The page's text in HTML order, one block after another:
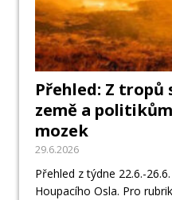
Přehled: Z tropů
země a
mozek
29.6.2026
Přehled z týdne 22.6.-
Houpacího Osla. Pro